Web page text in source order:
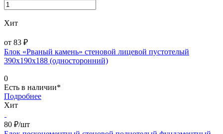
Хит
от 83 ₽
Блок «Рваный камень» стеновой лицевой пустотелый
390х190х188 (односторонний)
0
Есть в наличии*
Подробнее
Хит
80 ₽/шт